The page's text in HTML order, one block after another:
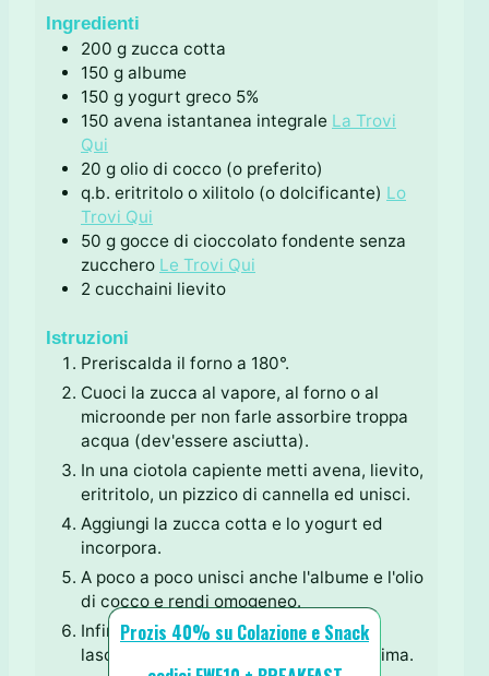
Ingredienti
200 g zucca cotta
150 g albume
150 g yogurt greco 5%
150 avena istantanea integrale La Trovi
Qui
20 g olio di cocco (o preferito)
q.b. eritritolo o xilitolo (o dolcificante) Lo
Trovi Qui
50 g gocce di cioccolato fondente senza
zucchero Le Trovi Qui
2 cucchaini lievito
Istruzioni
Preriscalda il forno a 180°.
Cuoci la zucca al vapore, al forno o al
microonde per non farle assorbire troppa
acqua (dev'essere asciutta).
In una ciotola capiente metti avena, lievito,
eritritolo, un pizzico di cannella ed unisci.
Aggiungi la zucca cotta e lo yogurt ed
incorpora.
A poco a poco unisci anche l'albume e l'olio
di cocco e rendi omogeneo.
Infine aggiungi le gocce di cioccolato,
lasciandone qualcuna da mettere in cima.
Prozis 40% su Colazione e Snack